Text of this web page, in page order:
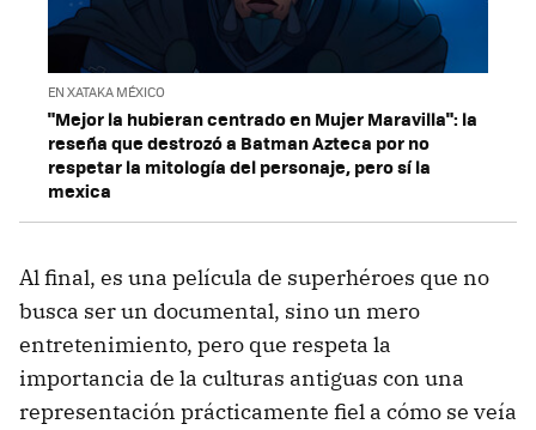
EN XATAKA MÉXICO
"Mejor la hubieran centrado en Mujer Maravilla": la
reseña que destrozó a Batman Azteca por no
respetar la mitología del personaje, pero sí la
mexica
Al final, es una película de superhéroes que no
busca ser un documental, sino un mero
entretenimiento, pero que respeta la
importancia de la culturas antiguas con una
representación prácticamente fiel a cómo se veía